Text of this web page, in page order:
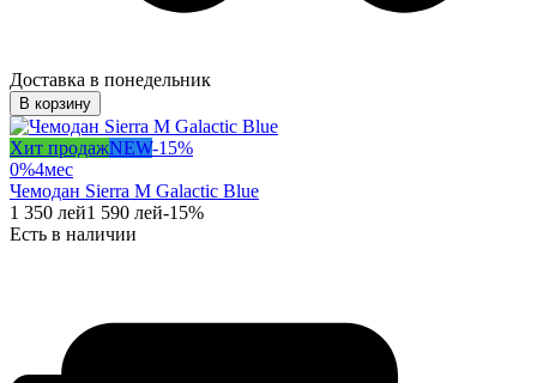
Доставка в понедельник
В корзину
Хит продажNEW-15%
0%4мес
Чемодан Sierra M Galactic Blue
1 350 лей1 590 лей-15%
Есть в наличии